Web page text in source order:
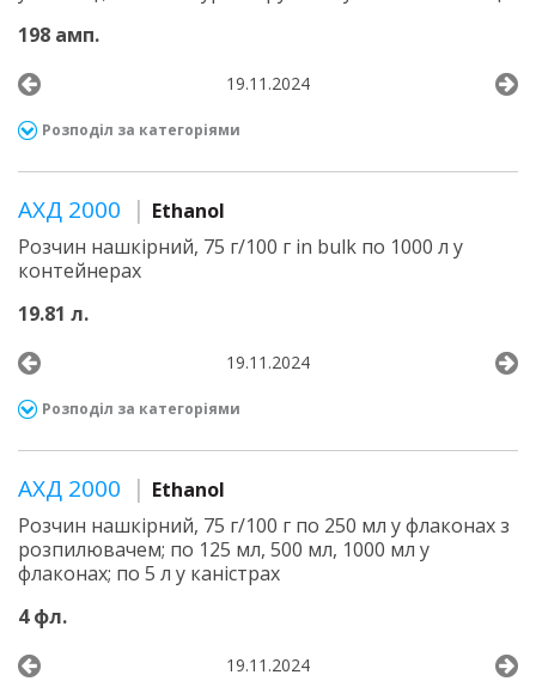
198 амп.
19.11.2024
Розподіл за категоріями
АХД 2000
Ethanol
Розчин нашкірний, 75 г/100 г in bulk по 1000 л у
контейнерах
19.81 л.
19.11.2024
Розподіл за категоріями
АХД 2000
Ethanol
Розчин нашкірний, 75 г/100 г по 250 мл у флаконах з
розпилювачем; по 125 мл, 500 мл, 1000 мл у
флаконах; по 5 л у каністрах
4 фл.
19.11.2024